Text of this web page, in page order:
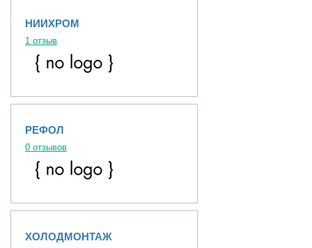
НИИХРОМ
1 отзыв
РЕФОЛ
0 отзывов
ХОЛОДМОНТАЖ